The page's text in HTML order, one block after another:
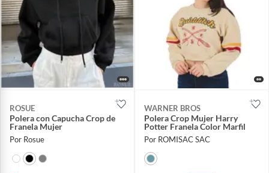
ROSUE
Polera con Capucha Crop de
Franela Mujer
Por Rosue
WARNER BROS
Polera Crop Mujer Harry
Potter Franela Color Marfil
Por ROMISAC SAC